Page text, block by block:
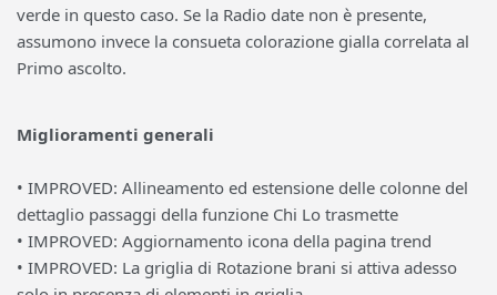
verde in questo caso. Se la Radio date non è presente,
assumono invece la consueta colorazione gialla correlata al
Primo ascolto.
Miglioramenti generali
• IMPROVED: Allineamento ed estensione delle colonne del
dettaglio passaggi della funzione Chi Lo trasmette
• IMPROVED: Aggiornamento icona della pagina trend
• IMPROVED: La griglia di Rotazione brani si attiva adesso